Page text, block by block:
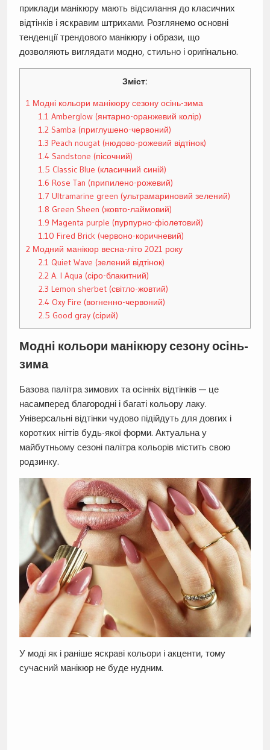
приклади манікюру мають відсилання до класичних
відтінків і яскравим штрихами. Розглянемо основні
тенденції трендового манікюру і образи, що
дозволяють виглядати модно, стильно і оригінально.
Зміст:
1 Модні кольори манікюру сезону осінь-зима
1.1 Amberglow (янтарно-оранжевий колір)
1.2 Samba (приглушено-червоний)
1.3 Peach nougat (нюдово-рожевий відтінок)
1.4 Sandstone (пісочний)
1.5 Classic Blue (класичний синій)
1.6 Rose Tan (припилено-рожевий)
1.7 Ultramarine green (ультрамариновий зелений)
1.8 Green Sheen (жовто-лаймовий)
1.9 Magenta purple (пурпурно-фіолетовий)
1.10 Fired Brick (червоно-коричневий)
2Модний манікюр весна-літо 2021 року
2.1 Quiet Wave (зелений відтінок)
2.2 A. I Aqua (сіро-блакитний)
2.3 Lemon sherbet (світло-жовтий)
2.4 Oxy Fire (вогненно-червоний)
2.5 Good gray (сірий)
Модні кольори манікюру сезону осінь-
зима
Базова палітра зимових та осінніх відтінків — це
насамперед благородні і багаті кольору лаку.
Універсальні відтінки чудово підійдуть для довгих і
коротких нігтів будь-якої форми. Актуальна у
майбутньому сезоні палітра кольорів містить свою
родзинку.
У моді як і раніше яскраві кольори і акценти, тому
сучасний манікюр не буде нудним.